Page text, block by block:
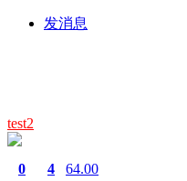
发消息
test2
0 4 64.00